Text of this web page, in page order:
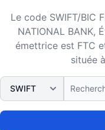
Le code SWIFT/BIC
NATIONAL BANK,
émettrice est FTC
située